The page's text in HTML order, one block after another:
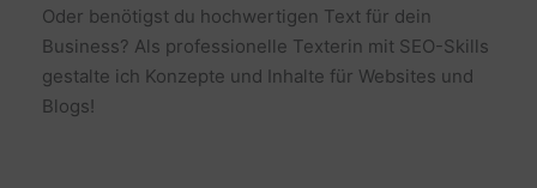
Oder benötigst du hochwertigen Text für dein
Business? Als professionelle Texterin mit SEO-Skills
gestalte ich Konzepte und Inhalte für Websites und
Blogs!